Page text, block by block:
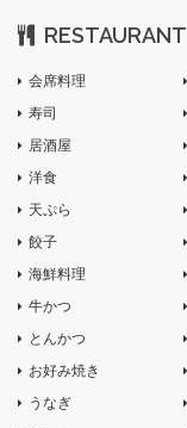
RESTAURANT
会席料理
寿司
居酒屋
洋食
天ぷら
餃子
海鮮料理
牛かつ
とんかつ
お好み焼き
うなぎ